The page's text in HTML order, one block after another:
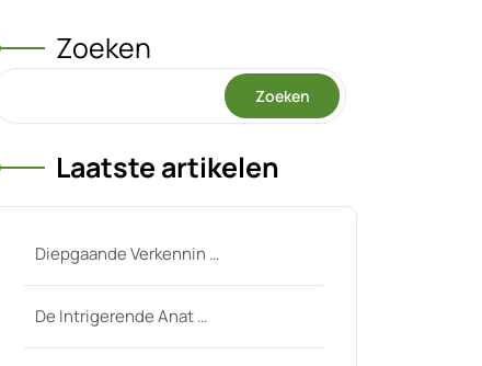
Zoeken
Zoeken
Laatste artikelen
Diepgaande Verkennin …
De Intrigerende Anat …